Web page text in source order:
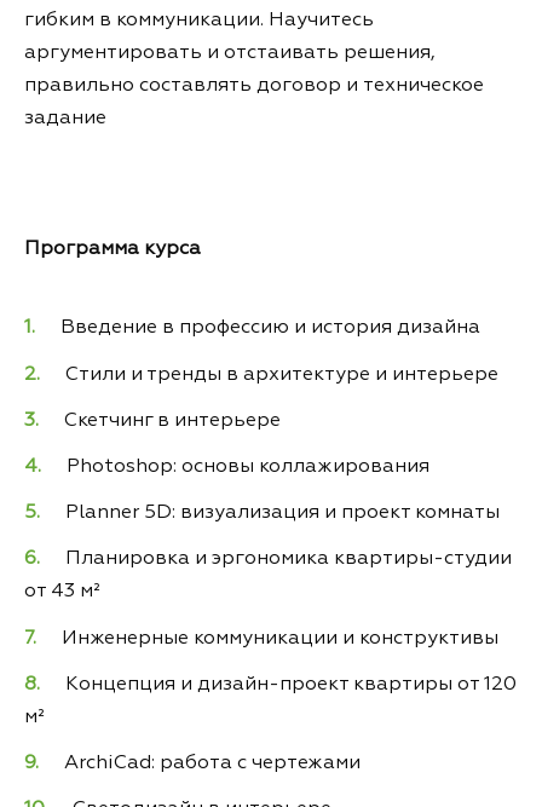
гибким в коммуникации. Научитесь
аргументировать и отстаивать решения,
правильно составлять договор и техническое
задание
Программа курса
Введение в профессию и история дизайна
Стили и тренды в архитектуре и интерьере
Скетчинг в интерьере
Photoshop: основы коллажирования
Planner 5D: визуализация и проект комнаты
Планировка и эргономика квартиры-студии
от 43 м²
Инженерные коммуникации и конструктивы
Концепция и дизайн-проект квартиры от 120
м²
ArchiCad: работа с чертежами